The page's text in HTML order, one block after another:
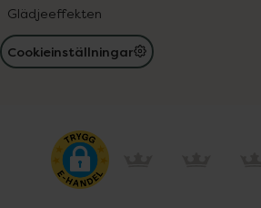
Glädjeeffekten
Cookieinställningar